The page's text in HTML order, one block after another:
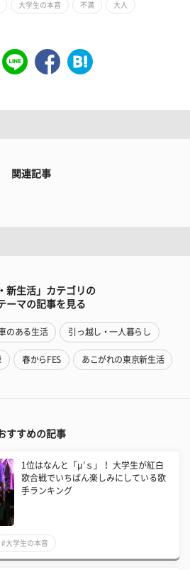
大学生の本音 不満 大人
関連記事
新生活」カテゴリの
ーマの記事を見る
のある生活 引っ越し・一人暮らし
春からFES あこがれの東京新生活
すすめの記事
1位はなんと「μ’ｓ」！ 大学生が紅白
歌合戦でいちばん楽しみにしている歌
手ランキング
#大学生の本音